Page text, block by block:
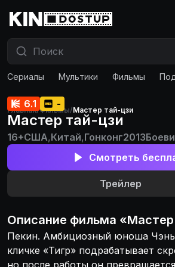
Сериалы Мультики Фильмы
Главная/Фильмы/Мастер тай-цзи
6.1 -
Мастер тай-цзи
16+США,Китай,Гонконг2013
Смотреть
Трейлер
Описание фильма «
Пекин. Амбициозный юноша
кличке «Тигр» подрабатывает
но после работы он